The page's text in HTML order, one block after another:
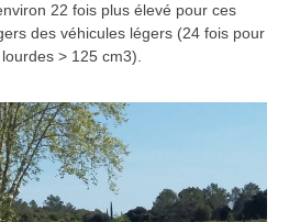
22 fois plus élevé pour ces
des véhicules légers (24 fois pour
> 125 cm3).